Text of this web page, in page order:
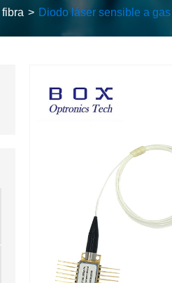
Diodo láser sensible a gas